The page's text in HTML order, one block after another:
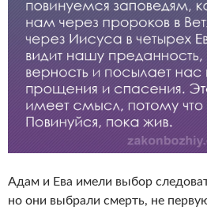
Адам и Ева имели выбор
но они выбрали смерть, не